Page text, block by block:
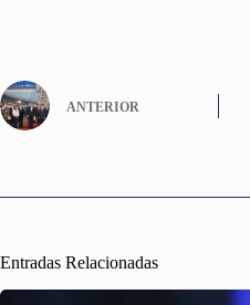
ANTERIOR
Entradas Relacionadas